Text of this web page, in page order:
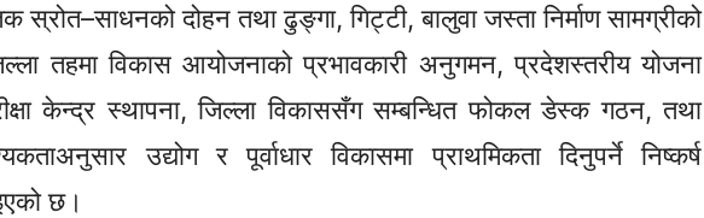
स्रोत–साधनकोदोहन तथा ढुङ्गा, गिट्टी, बालुवा जस्ता निर्माण सामग्रीको
तहमा विकास आयोजनाको प्रभावकारी अनुगमन, प्रदेशस्तरीय योजना
केन्द्र स्थापना, जिल्ला विकाससँग सम्बन्धितफोकलडेस्क गठन, तथा
उद्योग र पूर्वाधार विकासमा प्राथमिकता दिनुपर्ने निष्कर्ष
छ।